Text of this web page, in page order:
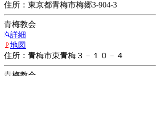
住所：東京都青梅市梅郷3-904-3
青梅教会
詳細
地図
住所：青梅市東青梅３－１０－４
青梅教会